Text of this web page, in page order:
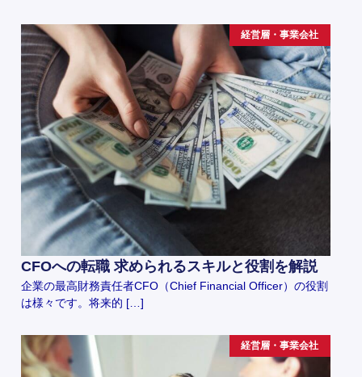
経営層・事業会社
CFOへの転職 求められるスキルと役割を解説
企業の最高財務責任者CFO（Chief Financial Officer）の役割
は様々です。将来的 […]
経営層・事業会社